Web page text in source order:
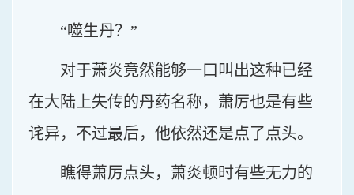
“噬生丹？”
对于萧炎竟然能够一口叫出这种已经
在大陆上失传的丹药名称，萧厉也是有些
诧异，不过最后，他依然还是点了点头。
瞧得萧厉点头，萧炎顿时有些无力的